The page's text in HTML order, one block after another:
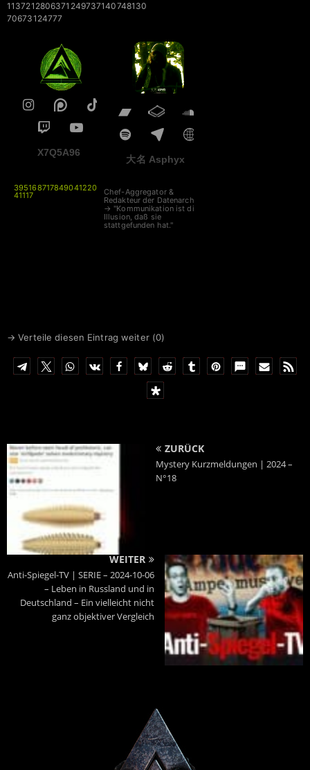
1137212806371249737140748130
70673124777
X7Q5A96
3951687178490412202
41117
大名 Asphyx
Chef-Aggregator &
Redakteur der Datenarche
→ "Kommunikation ist die
Illusion, daß sie
stattgefunden hat."
→ Verteile diesen Eintrag weiter (0)
ZURÜCK
Mystery Kurzmeldungen | 2024 –
N°18
WEITER
Anti-Spiegel-TV | SERIE – 2024-10-06
– Leben in Russland und in
Deutschland – Ein vielleicht nicht
ganz objektiver Vergleich